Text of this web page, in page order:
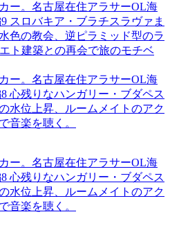
ー。名古屋在住アラサーOL海
スロバキア・ブラチスラヴァま
色の教会、逆ピラミッド型のラ
ト建築との再会で旅のモチベ
ー。名古屋在住アラサーOL海
心残りなハンガリー・ブダペス
水位上昇、ルームメイトのアク
音楽を聴く。
ー。名古屋在住アラサーOL海
心残りなハンガリー・ブダペス
水位上昇、ルームメイトのアク
音楽を聴く。